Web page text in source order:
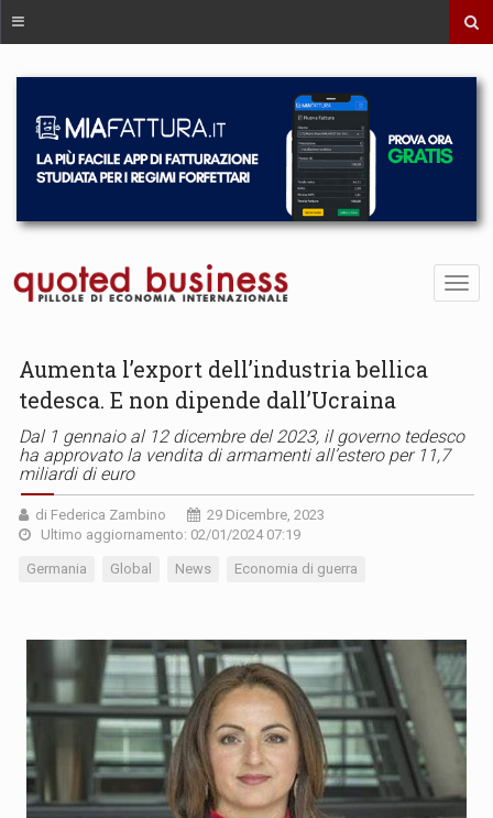
Aumenta l’export dell’industria bellica
tedesca. E non dipende dall’Ucraina
Dal 1 gennaio al 12 dicembre del 2023, il governo tedesco
ha approvato la vendita di armamenti all’estero per 11,7
miliardi di euro
di Federica Zambino
29 Dicembre, 2023
Ultimo aggiornamento: 02/01/2024 07:19
Germania Global News Economia di guerra